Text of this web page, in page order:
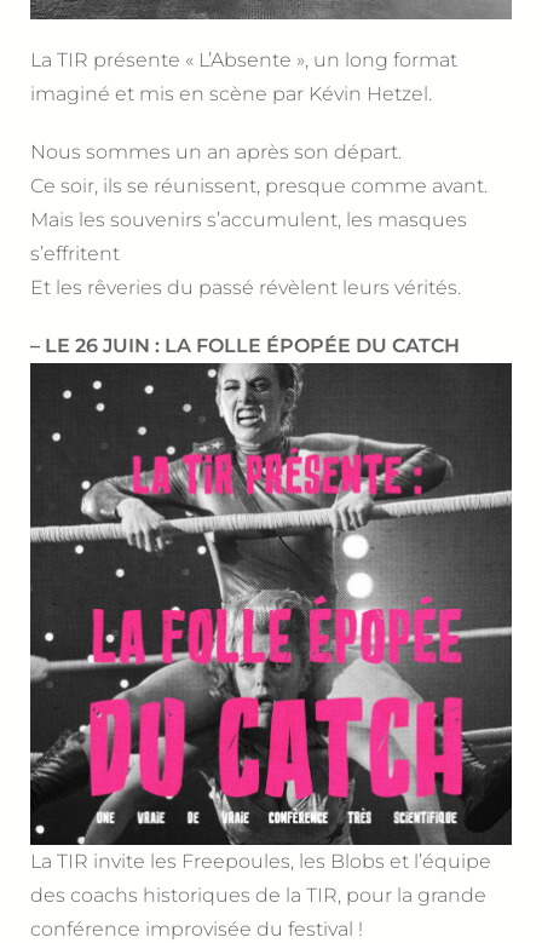
La TIR présente « L’Absente », un long format
imaginé et mis en scène par Kévin Hetzel.
Nous sommes un an après son départ.
Ce soir, ils se réunissent, presque comme avant.
Mais les souvenirs s’accumulent, les masques
s’effritent
Et les rêveries du passé révèlent leurs vérités.
– LE 26 JUIN : LA FOLLE ÉPOPÉE DU CATCH
La TIR invite les Freepoules, les Blobs et l’équipe
des coachs historiques de la TIR, pour la grande
conférence improvisée du festival !